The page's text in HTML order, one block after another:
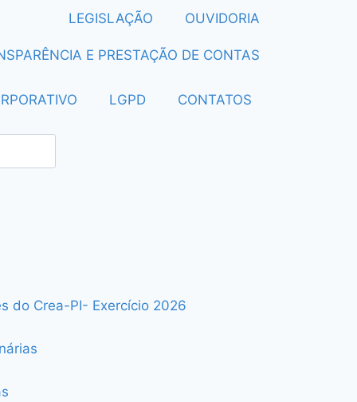
LEGISLAÇÃO OUVIDORIA
E PRESTAÇÃO DE CONTAS
LGPD CONTATOS
do Crea-PI- Exercício 2026